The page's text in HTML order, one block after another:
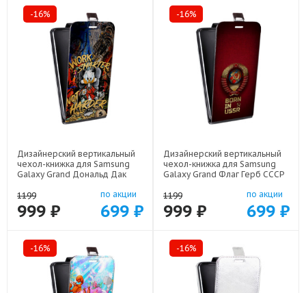
-16%
Дизайнерский вертикальный
чехол-книжка для Samsung
Galaxy Grand Дональд Дак
1199
999 ₽
по акции
699 ₽
-16%
Дизайнерский вертикальный
чехол-книжка для Samsung
Galaxy Grand Флаг Герб СССР
1199
999 ₽
по акции
699 ₽
-16% -16%